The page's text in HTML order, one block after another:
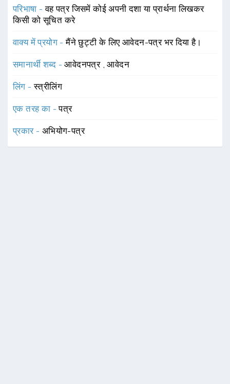
परिभाषा -वह पत्र जिसमें कोई अपनी दशा या प्रार्थना लिखकर
किसी को सूचित करे
वाक्य में प्रयोग -मैंने छुट्टी के लिए आवेदन-पत्र भर दिया है।
समानार्थी शब्द -आवेदनपत्र ,आवेदन
लिंग -स्त्रीलिंग
एक तरह का -पत्र
प्रकार - अभियोग-पत्र